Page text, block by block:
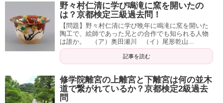
野々村仁清に学び鳴滝に窯を開いたの
は？京都検定三級過去問！
【問題】野々村仁清に学び晩年に鳴滝に窯を開いた
陶工で、絵師であった兄との合作でも知られる人物
は誰か。 （ア）奥田瀬川 （イ）尾形乾山...
記事を読む
修学院離宮の上離宮と下離宮は何の並木
道で繋がれているか？京都検定2級過去
問